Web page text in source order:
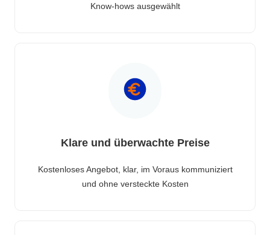
Know-hows ausgewählt
Klare und überwachte Preise
Kostenloses Angebot, klar, im Voraus kommuniziert
und ohne versteckte Kosten